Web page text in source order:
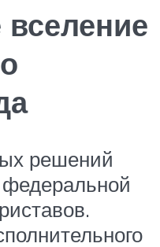
вселение
решений